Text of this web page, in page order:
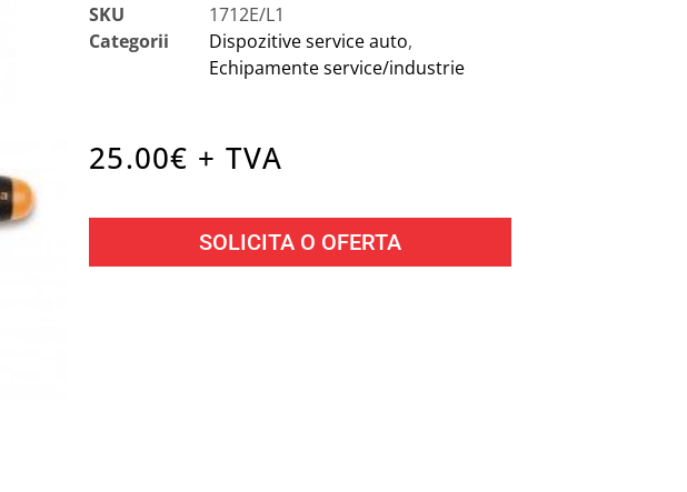
SKU
1712E/L1
Categorii
Dispozitive service auto,
Echipamente service/industrie
25.00€ + TVA
SOLICITA O OFERTA